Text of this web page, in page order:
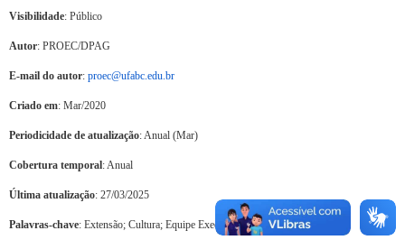
Visibilidade: Público
Autor: PROEC/DPAG
E-mail do autor: proec@ufabc.edu.br
Criado em: Mar/2020
Periodicidade de atualização: Anual (Mar)
Cobertura temporal: Anual
Última atualização: 27/03/2025
Palavras-chave: Extensão; Cultura; Equipe Executora